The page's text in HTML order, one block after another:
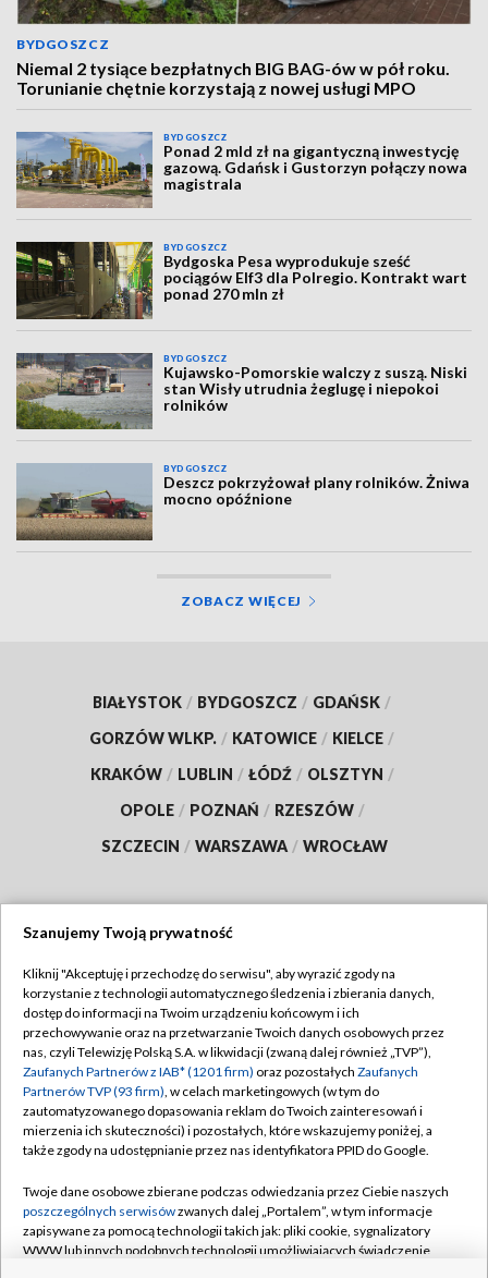
BYDGOSZCZ
Niemal 2 tysiące bezpłatnych BIG BAG-ów w pół roku.
Torunianie chętnie korzystają z nowej usługi MPO
BYDGOSZCZ
Ponad 2 mld zł na gigantyczną inwestycję
gazową. Gdańsk i Gustorzyn połączy nowa
magistrala
BYDGOSZCZ
Bydgoska Pesa wyprodukuje sześć
pociągów Elf3 dla Polregio. Kontrakt wart
ponad 270 mln zł
BYDGOSZCZ
Kujawsko-Pomorskie walczy z suszą. Niski
stan Wisły utrudnia żeglugę i niepokoi
rolników
BYDGOSZCZ
Deszcz pokrzyżował plany rolników. Żniwa
mocno opóźnione
ZOBACZ WIĘCEJ
BIAŁYSTOK / BYDGOSZCZ / GDAŃSK /
GORZÓW WLKP. / KATOWICE / KIELCE /
KRAKÓW / LUBLIN / ŁÓDŹ / OLSZTYN /
OPOLE / POZNAŃ / RZESZÓW /
SZCZECIN / WARSZAWA / WROCŁAW
TVP
Abonament TVP
Emisja w TVP
Centrum informacji TVP
Naziemna Telewizja Cyfrowa
Rada Programowa
System NOS
Regulamin TVP
Polityka prywatności
Moje zgody
Pomoc
Kontakt
Szanujemy Twoją prywatność
Kliknij "Akceptuję i przechodzę do serwisu", aby wyrazić zgody na
korzystanie z technologii automatycznego śledzenia i zbierania danych,
dostęp do informacji na Twoim urządzeniu końcowym i ich
przechowywanie oraz na przetwarzanie Twoich danych osobowych przez
nas, czyli Telewizję Polską S.A. w likwidacji (zwaną dalej również „TVP”),
Zaufanych Partnerów z IAB* (1201 firm) oraz pozostałych Zaufanych
Partnerów TVP (93 firm), w celach marketingowych (w tym do
zautomatyzowanego dopasowania reklam do Twoich zainteresowań i
mierzenia ich skuteczności) i pozostałych, które wskazujemy poniżej, a
także zgody na udostępnianie przez nas identyfikatora PPID do Google.
Twoje dane osobowe zbierane podczas odwiedzania przez Ciebie naszych
poszczególnych serwisówzwanych dalej „Portalem”, w tym informacje
zapisywane za pomocą technologii takich jak: pliki cookie, sygnalizatory
WWW lub innych podobnych technologii umożliwiających świadczenie